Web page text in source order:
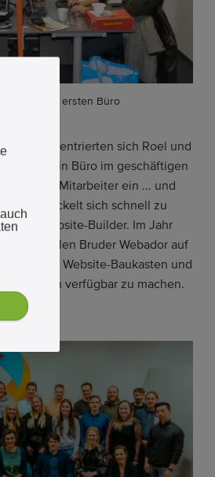
in ihrem ersten Büro
konzentrierten sich Roel und
mieten ein Büro im geschäftigen
ersten Mitarbeiter ein ... und
entwickelt sich schnell zu
Website-Builder. Im Jahr
Bruder Webador auf
unseren Website-Baukasten und
Sprachen verfügbar zu machen.